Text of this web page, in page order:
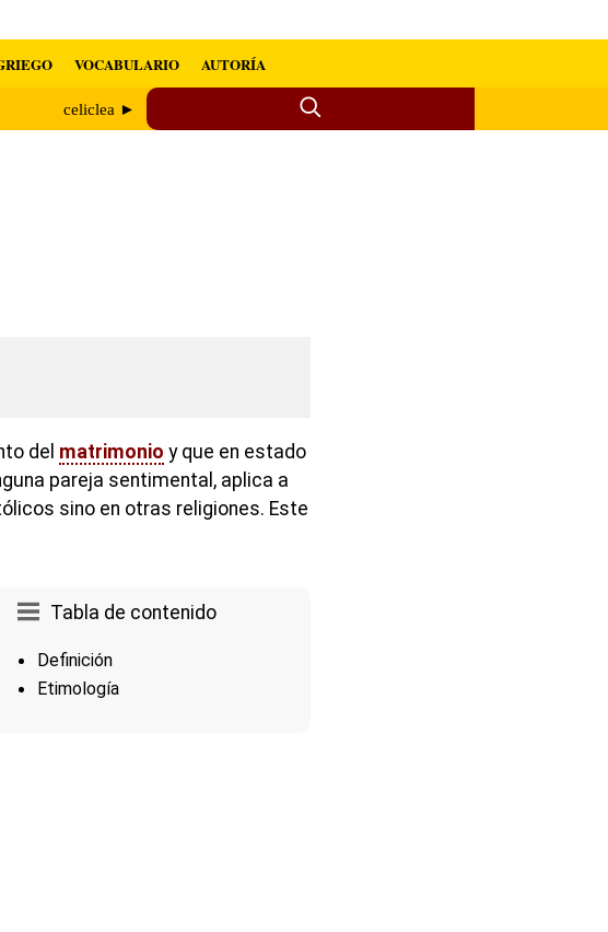
VOCABULARIO AUTORÍA
celiclea ►
del matrimonio y que en estado
pareja sentimental, aplica a
sino en otras religiones. Este
Tabla de contenido
Definición
Etimología